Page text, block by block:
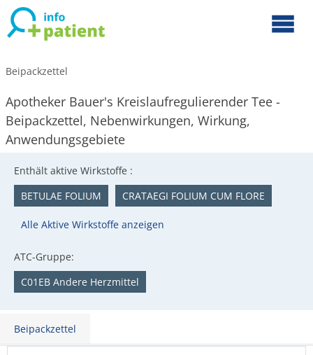
Beipackzettel
Apotheker Bauer's Kreislaufregulierender Tee -
Beipackzettel, Nebenwirkungen, Wirkung,
Anwendungsgebiete
Enthält aktive Wirkstoffe :
BETULAE FOLIUM
CRATAEGI FOLIUM CUM FLORE
Alle Aktive Wirkstoffe anzeigen
ATC-Gruppe:
C01EB Andere Herzmittel
Beipackzettel